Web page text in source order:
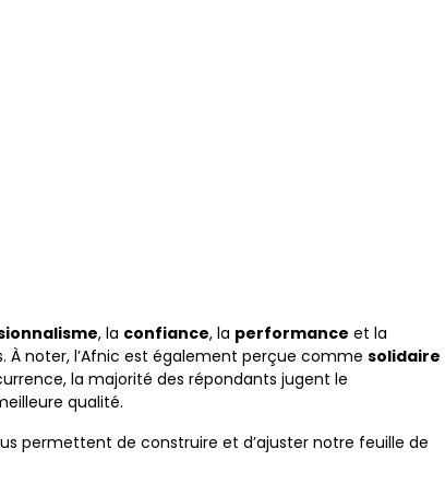
, la confiance, la performance et la
noter, l’Afnic est également perçue comme solidaire
la majorité des répondants jugent le
qualité.
permettent de construire et d’ajuster notre feuille de